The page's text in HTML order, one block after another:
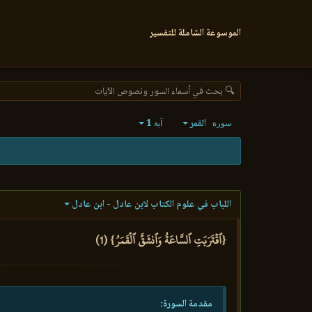
الموسوعة الشاملة للتفسير
🔍 بحث في أسماء السور ونصوص الآيات
سورة القمر آية 1
اللباب في علوم الكتاب لابن عادل - ابن عادل
{ٱقۡتَرَبَتِ ٱلسَّاعَةُ وَٱنشَقَّ ٱلۡقَمَرُ} (1)
مقدمة السورة: